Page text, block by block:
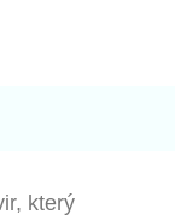
který